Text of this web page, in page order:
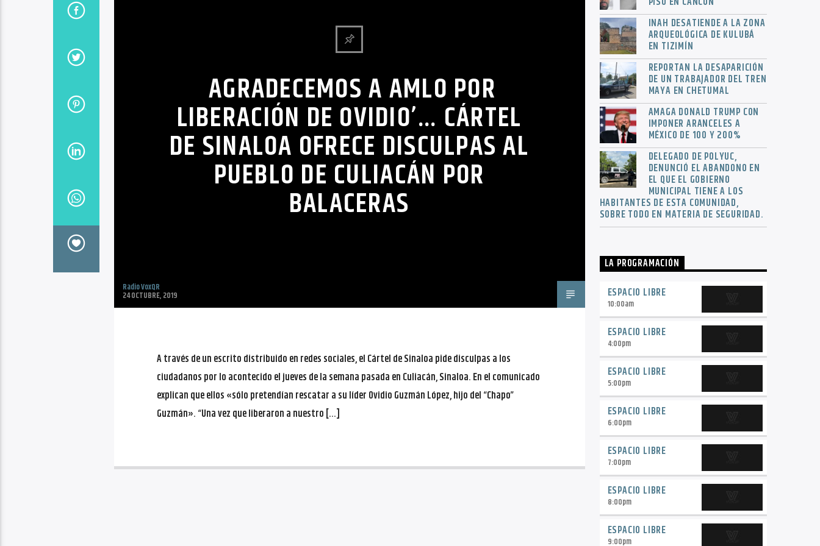
AGRADECEMOS A AMLO POR
LIBERACIÓN DE OVIDIO’… CÁRTEL
DE SINALOA OFRECE DISCULPAS AL
PUEBLO DE CULIACÁN POR
BALACERAS
Radio VoxQR
24 OCTUBRE, 2019
A través de un escrito distribuido en redes sociales, el Cártel de Sinaloa pide disculpas a los
ciudadanos por lo acontecido el jueves de la semana pasada en Culiacán, Sinaloa. En el comunicado
explican que ellos «sólo pretendían rescatar a su líder Ovidio Guzmán López, hijo del “Chapo”
Guzmán». “Una vez que liberaron a nuestro […]
INAH DESATIENDE A LA ZONA
ARQUEOLÓGICA DE KULUBÁ
EN TIZIMÍN
REPORTAN LA DESAPARICIÓN
DE UN TRABAJADOR DEL TREN
MAYA EN CHETUMAL
AMAGA DONALD TRUMP CON
IMPONER ARANCELES A
MÉXICO DE 100 Y 200%
DELEGADO DE POLYUC,
DENUNCIÓ EL ABANDONO EN
EL QUE EL GOBIERNO
MUNICIPAL TIENE A LOS
HABITANTES DE ESTA COMUNIDAD,
SOBRE TODO EN MATERIA DE SEGURIDAD.
LA PROGRAMACIÓN
ESPACIO LIBRE
10:00am
ESPACIO LIBRE
4:00pm
ESPACIO LIBRE
5:00pm
ESPACIO LIBRE
6:00pm
ESPACIO LIBRE
7:00pm
ESPACIO LIBRE
8:00pm
ESPACIO LIBRE
9:00pm